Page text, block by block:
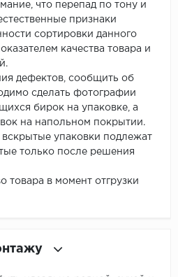
что перепад по тону и
признаки
сортировки данного
качества товара и
дефектов, сообщить об
сделать фотографии
бирок на упаковке, а
на напольном покрытии.
вскрытые упаковки подлежат
только после решения
товара в момент отгрузки